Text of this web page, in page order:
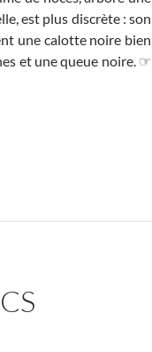
est plus discrète : son
une calotte noire bien
et une queue noire. ☞